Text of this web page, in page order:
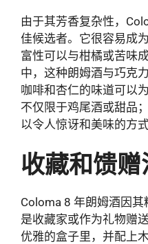
由于其芳香复杂性，
佳候选者。它很容易成
富性可以与柑橘或苦味
中，这种朗姆酒与巧克
咖啡和杏仁的味道可以
不仅限于鸡尾酒或甜品
以令人惊讶和美味的方
收藏和馈赠
Coloma 8 年朗姆酒因
是收藏家或作为礼物赠
优雅的盒子里，并配上